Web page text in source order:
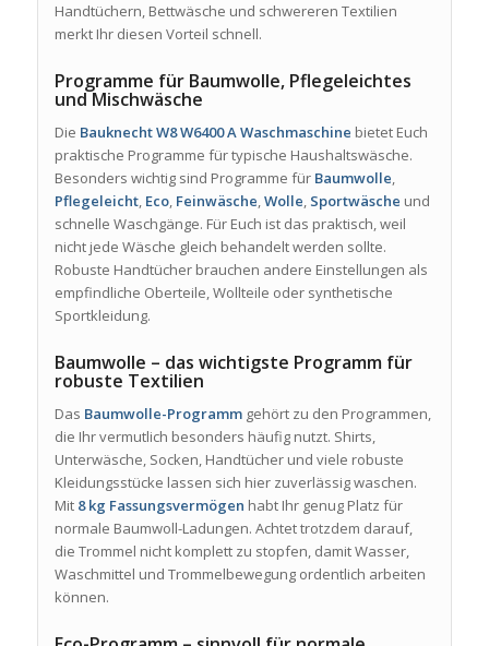
Handtüchern, Bettwäsche und schwereren Textilien
merkt Ihr diesen Vorteil schnell.
Programme für Baumwolle, Pflegeleichtes
und Mischwäsche
Die Bauknecht W8 W6400 A Waschmaschine bietet Euch
praktische Programme für typische Haushaltswäsche.
Besonders wichtig sind Programme für Baumwolle,
Pflegeleicht, Eco, Feinwäsche,Wolle, Sportwäsche und
schnelle Waschgänge. Für Euch ist das praktisch, weil
nicht jede Wäsche gleich behandelt werden sollte.
Robuste Handtücher brauchen andere Einstellungen als
empfindliche Oberteile, Wollteile oder synthetische
Sportkleidung.
Baumwolle – das wichtigste Programm für
robuste Textilien
Das Baumwolle-Programmgehört zu den Programmen,
die Ihr vermutlich besonders häufig nutzt. Shirts,
Unterwäsche, Socken, Handtücher und viele robuste
Kleidungsstücke lassen sich hier zuverlässig waschen.
Mit 8 kg Fassungsvermögen habt Ihr genug Platz für
normale Baumwoll-Ladungen. Achtet trotzdem darauf,
die Trommel nicht komplett zu stopfen, damit Wasser,
Waschmittel und Trommelbewegung ordentlich arbeiten
können.